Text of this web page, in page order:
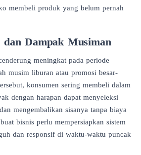
membeli produk yang belum pernah
dan Dampak Musiman
meningkat pada periode
musim liburan atau promosi besar-
konsumen sering membeli dalam
dengan harapan dapat menyeleksi
mengembalikan sisanya tanpa biaya
bisnis perlu mempersiapkan sistem
dan responsif di waktu-waktu puncak